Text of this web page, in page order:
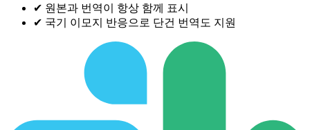
✔ 원본과 번역이 항상 함께 표시
✔ 국기 이모지 반응으로 단건 번역도 지원